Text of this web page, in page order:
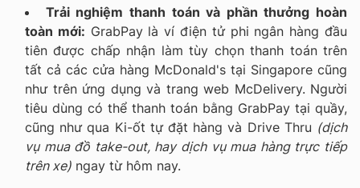
Trải nghiệm thanh toán và phần thưởng hoàn
toàn mới: GrabPay là ví điện tử phi ngân hàng đầu
tiên được chấp nhận làm tùy chọn thanh toán trên
tất cả các cửa hàng McDonald's tại Singapore cũng
như trên ứng dụng và trang web McDelivery. Người
tiêu dùng có thể thanh toán bằng GrabPay tại quầy,
cũng như qua Ki-ốt tự đặt hàng và Drive Thru (dịch
vụ mua đồ take-out, hay dịch vụ mua hàng trực tiếp
trên xe) ngay từ hôm nay.